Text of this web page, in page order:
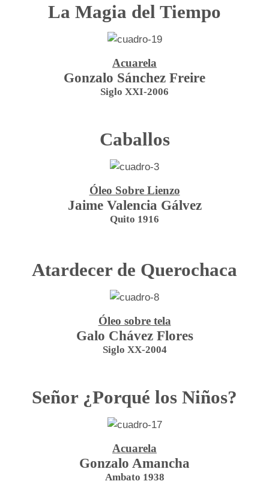
La Magia del Tiempo
Acuarela
Gonzalo Sánchez Freire
Siglo XXI-2006
Caballos
Óleo Sobre Lienzo
Jaime Valencia Gálvez
Quito 1916
Atardecer de Querochaca
Óleo sobre tela
Galo Chávez Flores
Siglo XX-2004
Señor ¿Porqué los Niños?
Acuarela
Gonzalo Amancha
Ambato 1938